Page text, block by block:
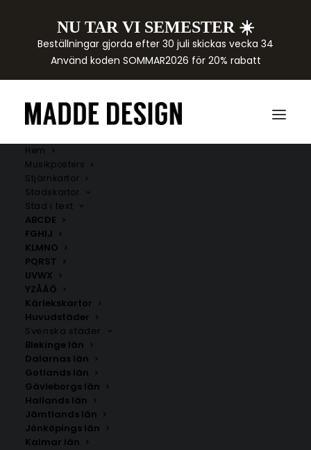
NU TAR VI SEMESTER ☀️
Beställningar gjorda efter 30 juli skickas vecka 34
Använd koden SOMMAR2026 för 20% rabatt
Hem
Musikposters
Stjärnkartor
Stadskartor
Stad i text
ABCDE
FGHIJ
KLMNO
PQRST
UVWX
YZÅÄÖ
Kärlekskartor
Huvudstäder
Svenska städer
Blekinge län
Dalarnas län
Gotlands län
Gävleborgs län
Hallands län
Jämtlands län
Jönköpings län
Kalmar län